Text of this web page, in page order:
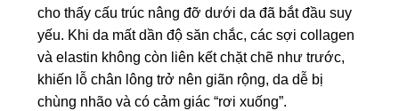
cho thấy cấu trúc nâng đỡ dưới da đã bắt đầu suy
yếu. Khi da mất dần độ săn chắc, các sợi collagen
và elastin không còn liên kết chặt chẽ như trước,
khiến lỗ chân lông trở nên giãn rộng, da dễ bị
chùng nhão và có cảm giác “rơi xuống”.